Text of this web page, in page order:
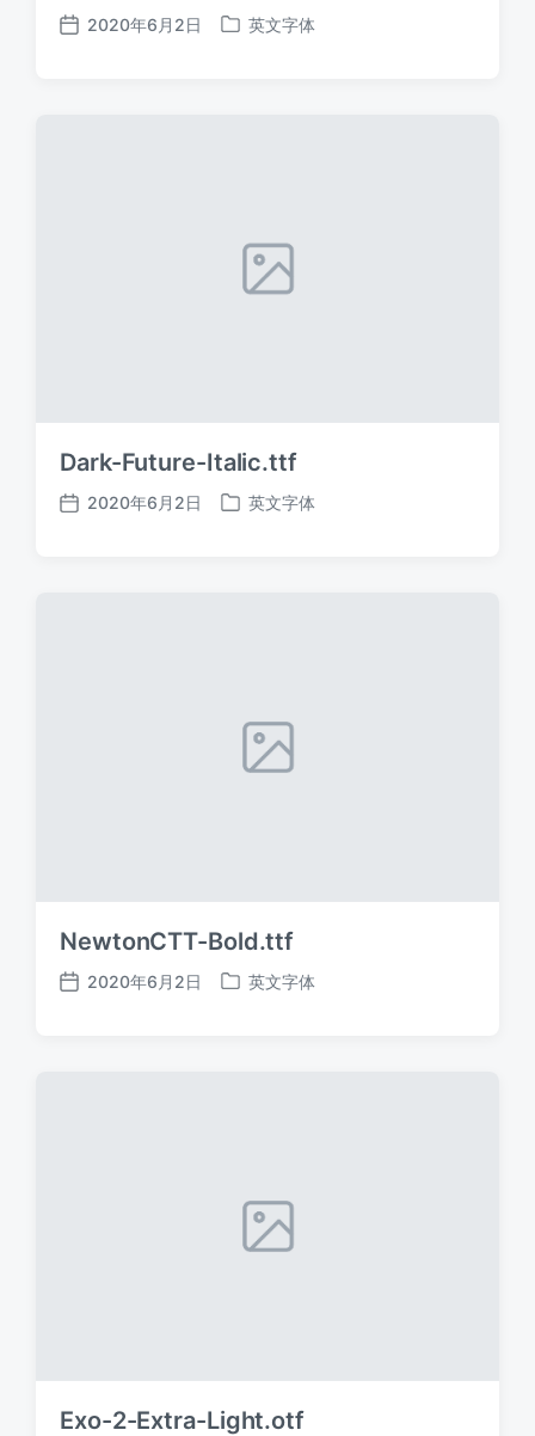
发
2020年6月2日
发
英文字体
Dark-Future-Italic.ttf
发
2020年6月2日
发
英文字体
NewtonCTT-Bold.ttf
发
2020年6月2日
发
英文字体
Exo-2-Extra-Light.otf